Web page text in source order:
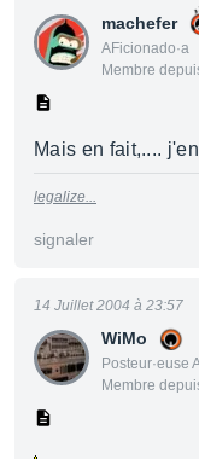
machefer
AFicionado·a
Membre
Mais en fait,....
legalize...
signaler
WiMo
Posteur·euse
Membre
14 Juillet 2004 à 23:57